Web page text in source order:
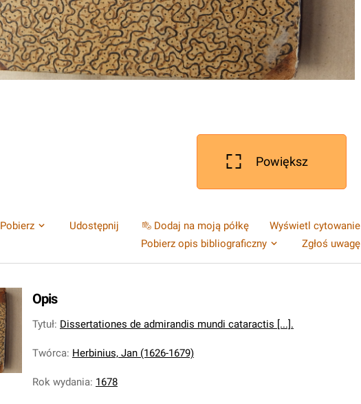
Powiększ
Pobierz Udostępnij Dodaj na moją półkę
Wyświetl cytowanie
Pobierz opis bibliograficzny
Zgłoś uwagę
Opis
Tytuł: Dissertationes de admirandis mundi cataractis [...].
Twórca: Herbinius, Jan (1626-1679)
Rok wydania: 1678